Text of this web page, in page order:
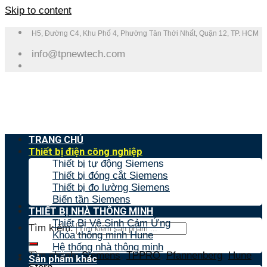
Skip to content
H5, Đường C4, Khu Phố 4, Phường Tân Thới Nhất, Quận 12, TP. HCM
info@tpnewtech.com
Tìm kiếm:
Tìm nhanh:Siemens,TPPRO,Pfannenberg,Hune,
TRANG CHỦ
Thiết bị điện công nghiệp
Thiết bị tự động Siemens
Thiết bị đóng cắt Siemens
Thiết bị đo lường Siemens
Biến tần Siemens
THIẾT BỊ NHÀ THÔNG MINH
Thiết Bị Vệ Sinh Cảm Ứng
Khóa thông minh Hune
Hệ thống nhà thông minh
Sản phẩm khác